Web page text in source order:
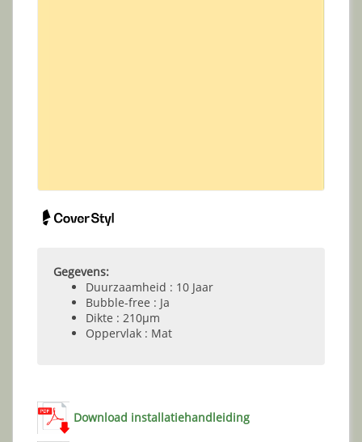
Gegevens:
Duurzaamheid : 10 Jaar
Bubble-free : Ja
Dikte : 210µm
Oppervlak : Mat
Download installatiehandleiding